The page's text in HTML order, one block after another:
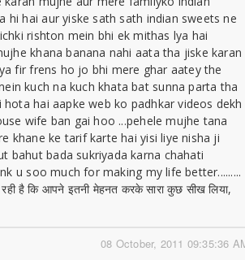
hi hai aur yiske sath sath indian sweets ne
rishton mein bhi ek mithas lya hai
khana banana nahi aata tha jiske karan
fir frens ho jo bhi mere ghar aatey the
kuch na kuch khata bat sunna parta tha
hota hai aapke web ko padhkar videos dekh
wife ban gai hoo ...pehele mujhe tana
khane ke tarif karte hai yisi liye nisha ji
bahut bada sukriyada karna chahati
u soo much for making my life better.........
है कि आपने इतनी मेहनत करके सारा कुछ सीख लिया,
08 October, 2011 09:35:36